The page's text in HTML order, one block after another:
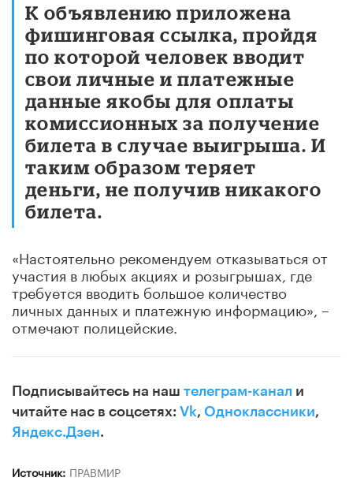
К объявлению приложена
фишинговая ссылка, пройдя
по которой человек вводит
свои личные и платежные
данные якобы для оплаты
комиссионных за получение
билета в случае выигрыша. И
таким образом теряет
деньги, не получив никакого
билета.
«Настоятельно рекомендуем отказываться от
участия в любых акциях и розыгрышах, где
требуется вводить большое количество
личных данных и платежную информацию», –
отмечают полицейские.
Подписывайтесь на наш телеграм-канал и
читайте нас в соцсетях: Vk, Одноклассники,
Яндекс.Дзен.
Источник: ПРАВМИР